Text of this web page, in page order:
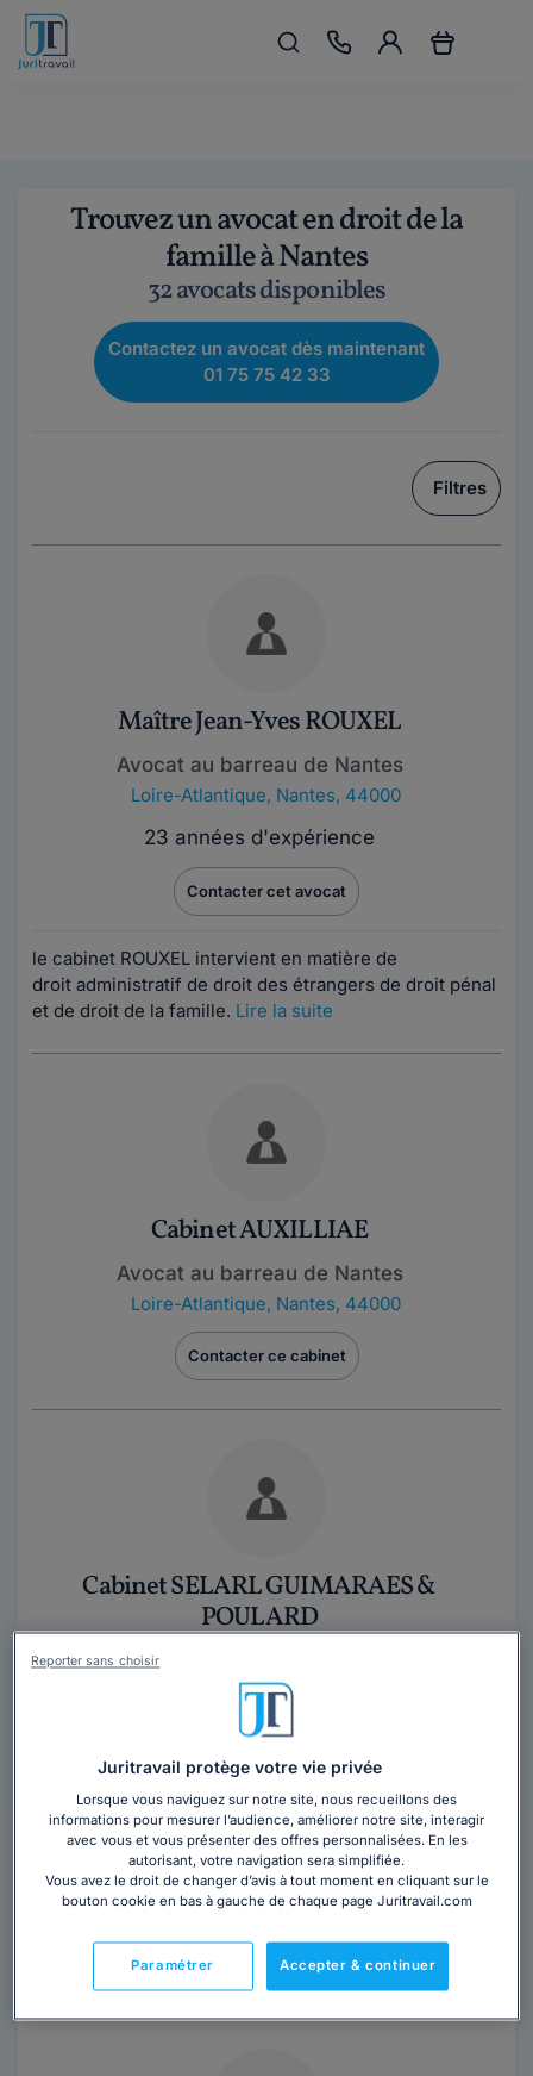
Trouvez un avocat en droit de la
famille à Nantes
32 avocats disponibles
Contactez un avocat dès maintenant
01 75 75 42 33
Filtres
Maître Jean-Yves ROUXEL
Avocat au barreau de Nantes
Loire-Atlantique, Nantes, 44000
23 années d'expérience
Contacter cet avocat
le cabinet ROUXEL intervient en matière de
droit administratif de droit des étrangers de droit pénal
et de droit de la famille. Lire la suite
Cabinet AUXILLIAE
Avocat au barreau de Nantes
Loire-Atlantique, Nantes, 44000
Contacter ce cabinet
Cabinet SELARL GUIMARAES &
POULARD
Avocat au barreau de Nantes
Loire-Atlantique,Nantes, 44000
Contacter ce cabinet
Vous souhaitez rencontrer un avocat en
cabinet à Nantes ?
Obtenez 3 devis d'avocats près de chez vous
Trouver un avocat
Juritravail protège votre vie privée
Lorsque vous naviguez sur notre site, nous recueillons des
informations pour mesurer l’audience, améliorer notre site, interagir
avec vous et vous présenter des offres personnalisées. En les
autorisant, votre navigation sera simplifiée.
Vous avez le droit de changer d’avis à tout moment en cliquant sur le
bouton cookie en bas à gauche de chaque page Juritravail.com
Accepter & continuer
Paramétrer
Reporter sans choisir